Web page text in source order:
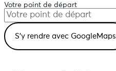
Votre point de départ